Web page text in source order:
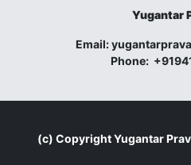
Yugantar
Email:
Phone:
(c) CopyrightYugantar